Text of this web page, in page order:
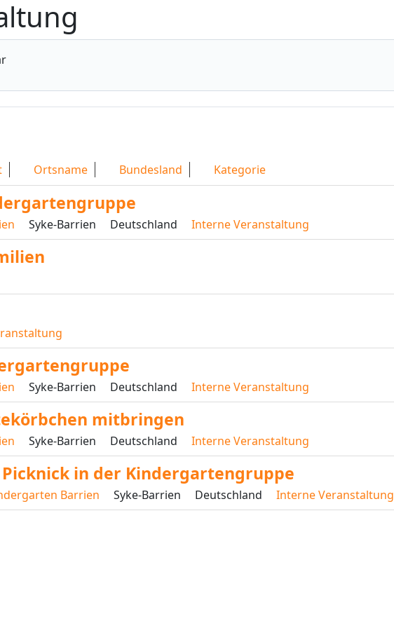
Ortsname Bundesland Kategorie
Syke-Barrien Deutschland Interne Veranstaltung
Syke-Barrien Deutschland Interne Veranstaltung
mitbringen
Syke-Barrien Deutschland Interne Veranstaltung
in der Kindergartengruppe
Barrien Syke-Barrien Deutschland Interne Veranstaltung